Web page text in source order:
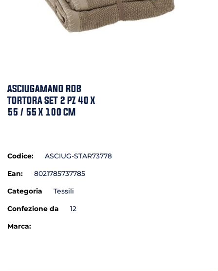
ASCIUGAMANO ROB
TORTORA SET 2 PZ 40 X
55 / 55 X 100 CM
Codice:
ASCIUG-STAR73778
Ean:
8021785737785
Categoria
Tessili
Confezione da
12
Marca: